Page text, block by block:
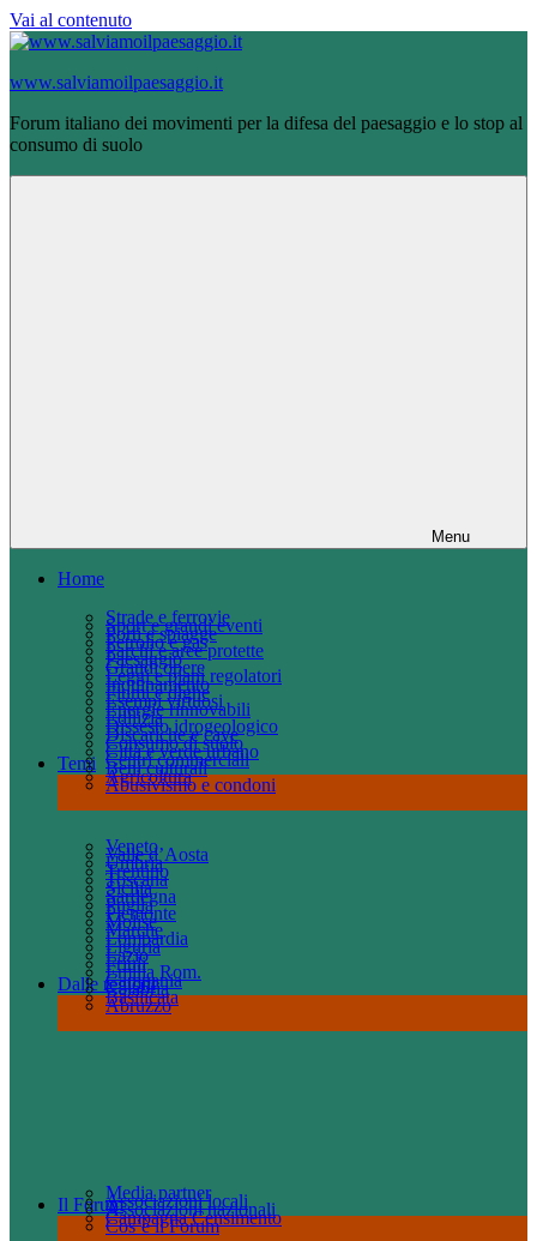
Vai al contenuto
www.salviamoilpaesaggio.it
Forum italiano dei movimenti per la difesa del paesaggio e lo stop al
consumo di suolo
Menu
Home
Temi
Abusivismo e condoni
Agricoltura
Beni culturali
Centri commerciali
Città e verde urbano
Consumo di suolo
Discariche e cave
Dissesto idrogeologico
Edilizia
Energie rinnovabili
Esempi virtuosi
Fiumi e dighe
Inquinamento
Leggi e piani regolatori
Grandi opere
Paesaggio
Parchi e aree protette
Petrolio e gas
Porti e spiagge
Sport e grandi eventi
Strade e ferrovie
Dalle regioni
Abruzzo
Basilicata
Calabria
Campania
Emilia Rom.
Friuli
Lazio
Liguria
Lombardia
Marche
Molise
Piemonte
Puglia
Sardegna
Sicilia
Toscana
Trentino
Umbria
Valle d’Aosta
Veneto
Il Forum
Cos’è il Forum
Campagna Censimento
Associazioni nazionali
Associazioni locali
Media partner